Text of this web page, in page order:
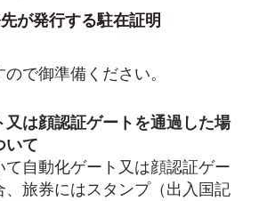
が発行する駐在証明
で御準備ください。
は顔認証ゲートを通過した場
いて
て自動化ゲート又は顔認証ゲー
、旅券にはスタンプ（出入国記